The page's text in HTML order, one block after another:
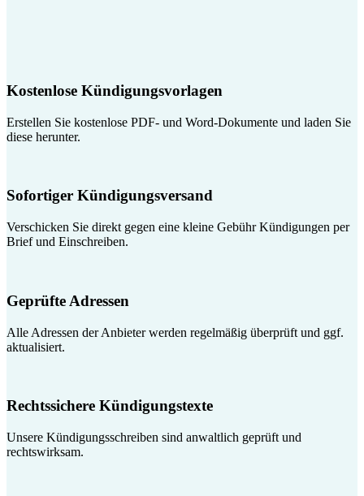
Kostenlose Kündigungsvorlagen
Erstellen Sie kostenlose PDF- und Word-Dokumente und laden Sie
diese herunter.
Sofortiger Kündigungsversand
Verschicken Sie direkt gegen eine kleine Gebühr Kündigungen per
Brief und Einschreiben.
Geprüfte Adressen
Alle Adressen der Anbieter werden regelmäßig überprüft und ggf.
aktualisiert.
Rechtssichere Kündigungstexte
Unsere Kündigungsschreiben sind anwaltlich geprüft und
rechtswirksam.